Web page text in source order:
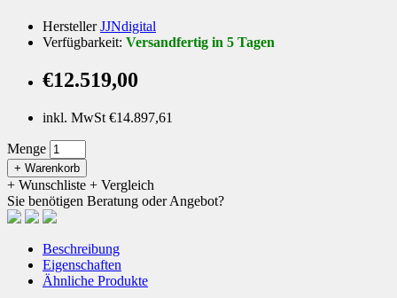
HerstellerJJNdigital
Verfügbarkeit: Versandfertig in 5 Tagen
€12.519,00
inkl. MwSt €14.897,61
Menge
+ Warenkorb
+ Wunschliste + Vergleich
Sie benötigen Beratung oder Angebot?
Beschreibung
Eigenschaften
Ähnliche Produkte